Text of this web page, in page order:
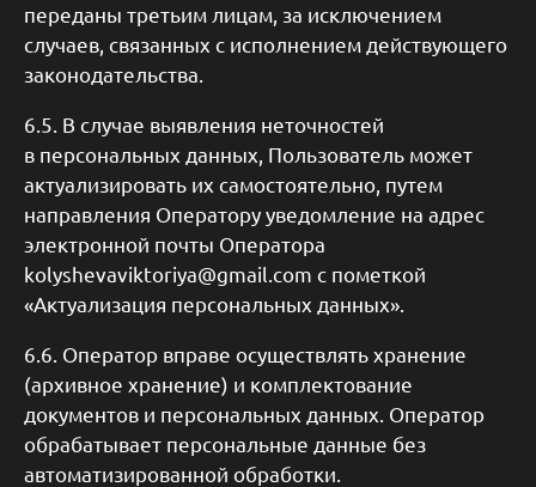
переданы третьим лицам, за исключением
случаев, связанных с исполнением действующего
законодательства.
6.5. В случае выявления неточностей
в персональных данных, Пользователь может
актуализировать их самостоятельно, путем
направления Оператору уведомление на адрес
электронной почты Оператора
kolyshevaviktoriya@gmail.com с пометкой
«Актуализация персональных данных».
6.6. Оператор вправе осуществлять хранение
(архивное хранение) и комплектование
документов и персональных данных. Оператор
обрабатывает персональные данные без
автоматизированной обработки.